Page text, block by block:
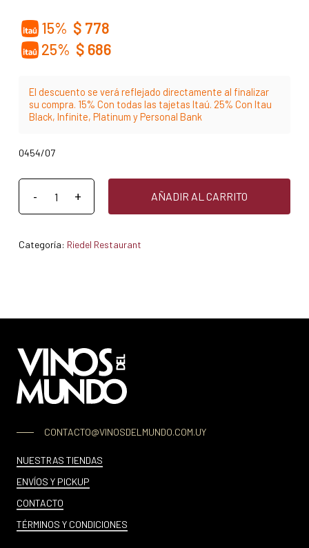
15% $ 778
25% $ 686
El descuento se verá reflejado directamente al finalizar
su compra. 15% Con todas las tajetas Itaú. 25% Con Itau
Black, Infinite, Platinum y Personal Bank
0454/07
AÑADIR AL CARRITO
Categoría: Riedel Restaurant
CONTACTO@VINOSDELMUNDO.COM.UY
NUESTRAS TIENDAS
ENVÍOS Y PICKUP
CONTACTO
TÉRMINOS Y CONDICIONES